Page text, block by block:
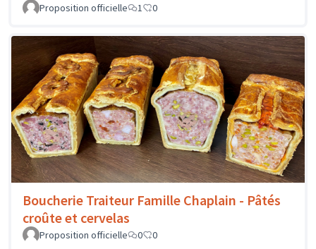
Proposition officielle 1 0
Boucherie Traiteur Famille Chaplain - Pâtés
croûte et cervelas
Proposition officielle 0 0